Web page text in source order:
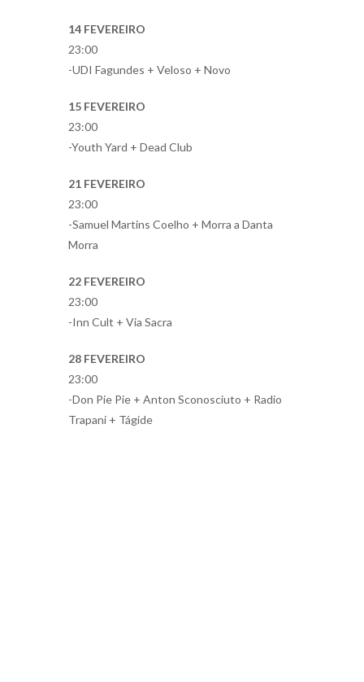
14 FEVEREIRO
23:00
-UDI Fagundes + Veloso + Novo
15 FEVEREIRO
23:00
-Youth Yard + Dead Club
21 FEVEREIRO
23:00
-Samuel Martins Coelho + Morra a Danta
Morra
22 FEVEREIRO
23:00
-Inn Cult + Via Sacra
28 FEVEREIRO
23:00
-Don Pie Pie + Anton Sconosciuto + Radio
Trapani + Tágide